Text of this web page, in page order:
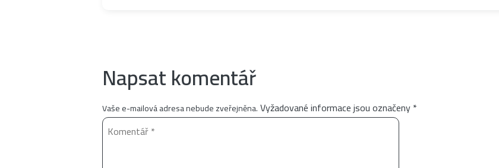
Napsat komentář
Vaše e-mailová adresa nebude zveřejněna.Vyžadované informace jsou označeny*